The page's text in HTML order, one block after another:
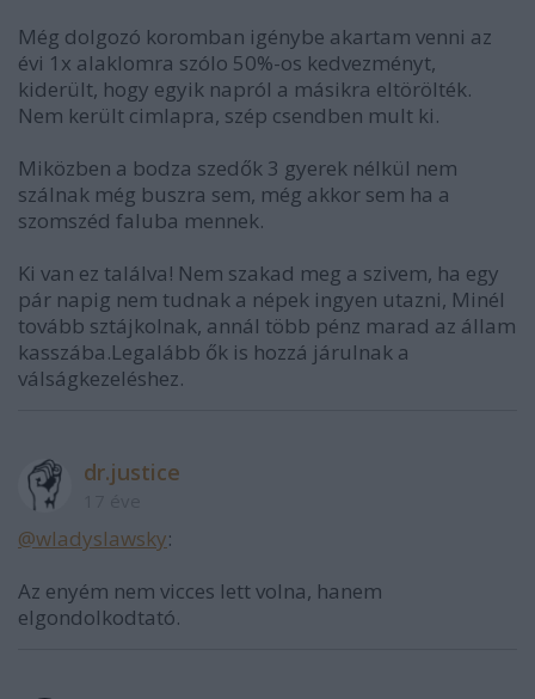
Még dolgozó koromban igénybe akartam venni az
évi 1x alaklomra szólo 50%-os kedvezményt,
kiderült, hogy egyik napról a másikra eltörölték.
Nem került cimlapra, szép csendben mult ki.
Miközben a bodza szedők 3 gyerek nélkül nem
szálnak még buszra sem, még akkor sem ha a
szomszéd faluba mennek.
Ki van ez találva! Nem szakad meg a szivem, ha egy
pár napig nem tudnak a népek ingyen utazni, Minél
tovább sztájkolnak, annál több pénz marad az állam
kasszába.Legalább ők is hozzá járulnak a
válságkezeléshez.
dr.justice
@wladyslawsky:
Az enyém nem vicces lett volna, hanem
elgondolkodtató.